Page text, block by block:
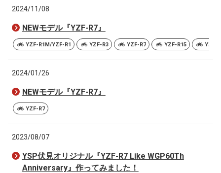
2024/11/08
NEWモデル『YZF-R7』
YZF-R1M/YZF-R1 YZF-R3 YZF-R7 YZF-R15 YZF-
2024/01/26
NEWモデル『YZF-R7』
YZF-R7
2023/08/07
YSP伏見オリジナル『YZF-R7 Like WGP60Th
Anniversary』作ってみました！